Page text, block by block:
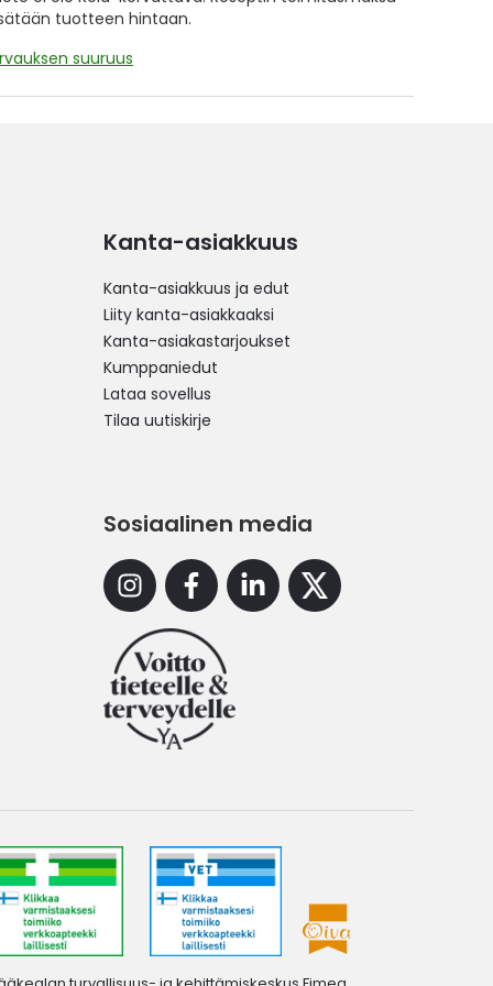
tuotteen hintaan.
suuruus
Kanta-asiakkuus
Kanta-asiakkuus ja edut
Liity kanta-asiakkaaksi
Kanta-asiakastarjoukset
Kumppaniedut
Lataa sovellus
Tilaa uutiskirje
Sosiaalinen media
InstagramFacebookLinkedinX